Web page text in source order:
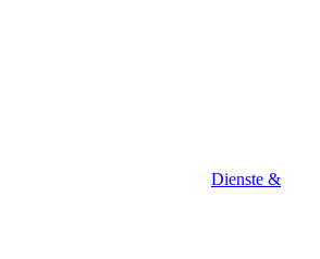
Dienste &